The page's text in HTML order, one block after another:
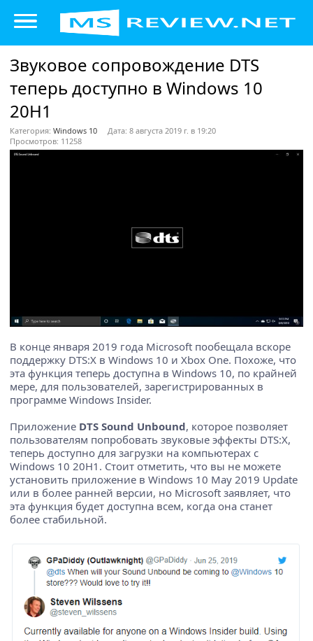
Звуковое сопровождение DTS
теперь доступно в Windows 10
20H1
Категория: Windows 10
Дата: 8 августа 2019 г. в 19:20
Просмотров: 11258
В конце января 2019 года Microsoft пообещала вскоре
поддержку DTS:X в Windows 10 и Xbox One. Похоже, что
эта функция теперь доступна в Windows 10, по крайней
мере, для пользователей, зарегистрированных в
программе Windows Insider.
Приложение DTS Sound Unbound, которое позволяет
пользователям попробовать звуковые эффекты DTS:X,
теперь доступно для загрузки на компьютерах с
Windows 10 20H1. Стоит отметить, что вы не можете
установить приложение в Windows 10 May 2019 Update
или в более ранней версии, но Microsoft заявляет, что
эта функция будет доступна всем, когда она станет
более стабильной.